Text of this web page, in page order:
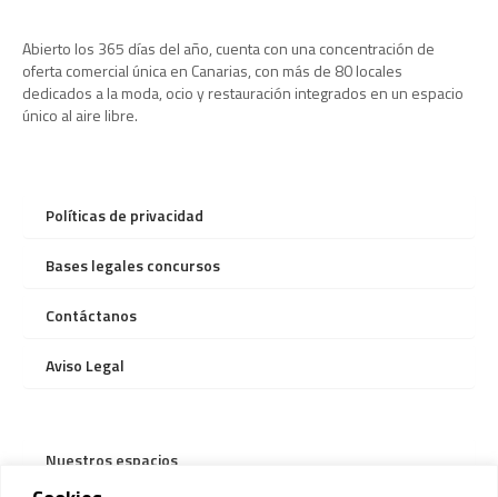
Abierto los 365 días del año, cuenta con una concentración de
oferta comercial única en Canarias, con más de 80 locales
dedicados a la moda, ocio y restauración integrados en un espacio
único al aire libre.
Políticas de privacidad
Bases legales concursos
Contáctanos
Aviso Legal
Nuestros espacios